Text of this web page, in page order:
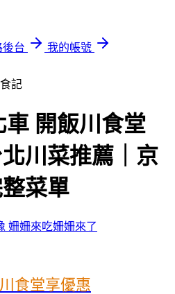
後台
我的帳號
記
開飯川食堂
川菜推薦｜京
菜單
姍姍來吃姍姍來了
食堂享優惠